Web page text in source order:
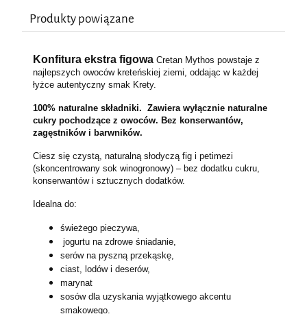
Produkty powiązane
Konfitura ekstra figowa Cretan Mythos powstaje z
najlepszych owoców kreteńskiej ziemi, oddając w każdej
łyżce autentyczny smak Krety.
100% naturalne składniki. Zawiera wyłącznie naturalne
cukry pochodzące z owoców. Bez konserwantów,
zagęstników i barwników.
Ciesz się czystą, naturalną słodyczą fig i petimezi
(skoncentrowany sok winogronowy) – bez dodatku cukru,
konserwantów i sztucznych dodatków.
Idealna do:
świeżego pieczywa,
jogurtu na zdrowe śniadanie,
serów na pyszną przekąskę,
ciast, lodów i deserów,
marynat
sosów dla uzyskania wyjątkowego akcentu
smakowego.